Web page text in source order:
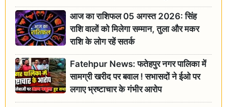
आज का राशिफल 05 अगस्त 2026: सिंह
राशि वालों को मिलेगा सम्मान, तुला और मकर
राशि के लोग रहें सतर्क
Fatehpur News: फतेहपुर नगर पालिका में
सामग्री खरीद पर बवाल ! सभासदों ने ईओ पर
लगाए भ्रष्टाचार के गंभीर आरोप